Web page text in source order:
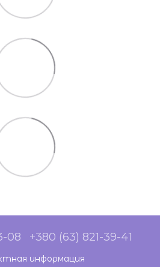
08 +380 (63) 821-39-41
информация